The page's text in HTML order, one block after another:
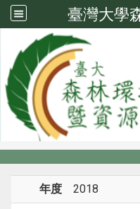
臺灣大學
系所成員
系所成員
年度 2018